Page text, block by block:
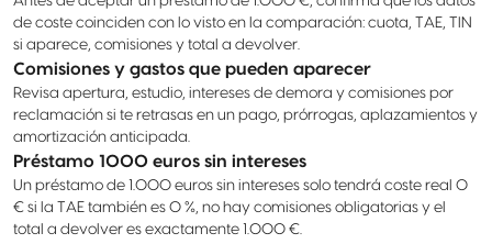
de coste coinciden con lo visto en la comparación: cuota, TAE, TIN
si aparece, comisiones y total a devolver.
Comisiones y gastos que pueden aparecer
Revisa apertura, estudio, intereses de demora y comisiones por
reclamación si te retrasas en un pago, prórrogas, aplazamientos y
amortización anticipada.
Préstamo 1000 euros sin intereses
Un préstamo de 1.000 euros sin intereses solo tendrá coste real 0
€ si la TAE también es 0 %, no hay comisiones obligatorias y el
total a devolver es exactamente 1.000 €.